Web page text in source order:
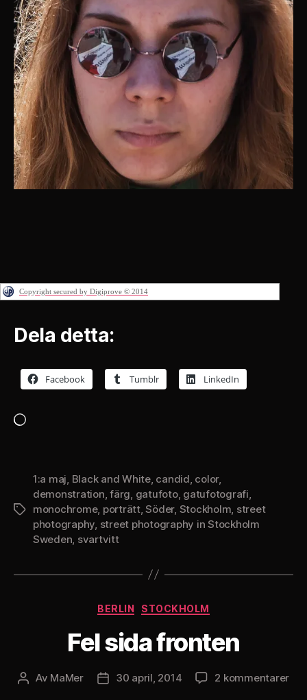
Copyright secured by Digiprove © 2014
Dela detta:
Facebook Tumblr LinkedIn
Etiketter
1:a maj Black and White, candid color,
demonstration ,färg gatufoto, gatufotografi
monochrome, porträtt,Söder, Stockholm street
photography street photography in Stockholm
Sweden svartvitt
Kategorier
BERLIN STOCKHOLM
Fel sida fronten
Inläggsförfattare
Av MaMer Inläggsdatum
30 april, 2014 2 kommentarertill